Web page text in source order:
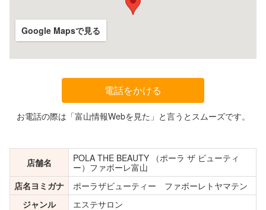
Google Mapsで見る
電話をかける
お電話の際は「富山情報Webを見た」と言うとスムーズです。
店舗名
POLA THE BEAUTY （ポーラ ザ ビューティ
ー）ファボーレ富山
店名ヨミガナ
ポーラザビューティー ファボーレトヤマテン
ジャンル
エステサロン